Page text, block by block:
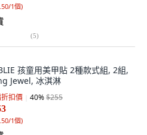
1個)
(5)
孩童用美甲貼 2種款式組, 2組,
Jewel, 冰淇淋
扣價 40%$255
1個)